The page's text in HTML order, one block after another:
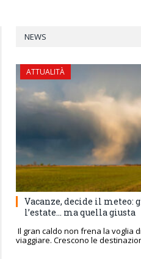
NEWS
ATTUALITÀ
Vacanze, decide il
l’estate… ma quella giusta
Il gran caldo non frena la voglia
viaggiare. Crescono le